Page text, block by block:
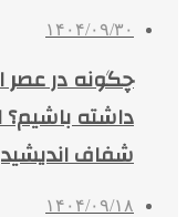
۱۴۰۴/۰۹/۳۰
چگونه در عصر
داشته باشیم؟
شفاف
۱۴۰۴/۰۹/۱۸